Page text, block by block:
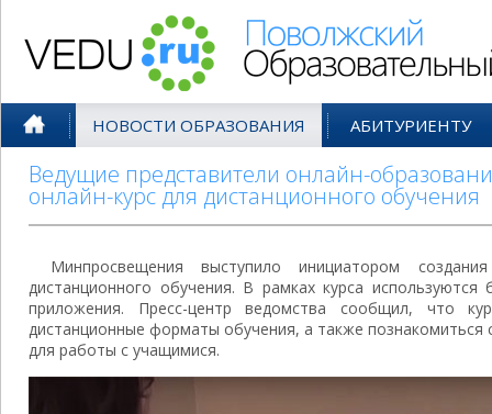
НОВОСТИ ОБРАЗОВАНИЯ АБИТУРИЕНТУ
Ведущие представители онлайн-
онлайн-курс для дистанционного обучения
Минпросвещения выступило инициатором
дистанционного обучения. В рамках курса используются
приложения. Пресс-центр ведомства сообщил, что
дистанционные форматы обучения, а также познакомиться
для работы с учащимися.